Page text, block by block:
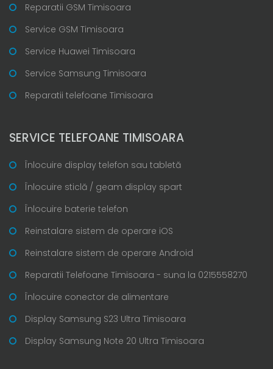
Reparatii GSM Timisoara
Service GSM Timisoara
Service Huawei Timisoara
Service Samsung Timisoara
Reparatii telefoane Timisoara
SERVICE TELEFOANE TIMISOARA
Înlocuire display telefon sau tabletă
Înlocuire sticlă / geam display spart
Înlocuire baterie telefon
Reinstalare sistem de operare iOS
Reinstalare sistem de operare Android
Reparatii Telefoane Timisoara - suna la 0215558270
Înlocuire conector de alimentare
Display Samsung S23 Ultra Timisoara
Display Samsung Note 20 Ultra Timisoara